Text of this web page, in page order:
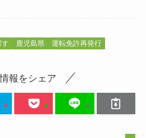
す 鹿児島県 運転免許再発行
報をシェア